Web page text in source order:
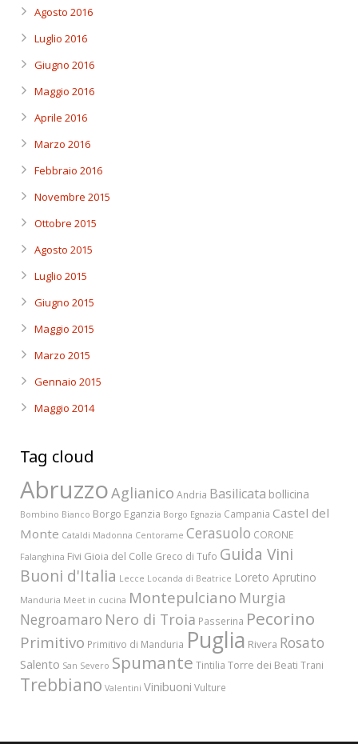
Agosto 2016
Luglio 2016
Giugno 2016
Maggio 2016
Aprile 2016
Marzo 2016
Febbraio 2016
Novembre 2015
Ottobre 2015
Agosto 2015
Luglio 2015
Giugno 2015
Maggio 2015
Marzo 2015
Gennaio 2015
Maggio 2014
Tag cloud
AbruzzoAglianico Andria Basilicata bollicina
Bombino Bianco Borgo Eganzia Borgo Egnazia Campania Castel del
Monte Cataldi Madonna Centorame Cerasuolo CORONE
Falanghina Fivi Gioia del Colle Greco di Tufo Guida Vini
Buoni d'Italia Lecce Locanda di Beatrice Loreto Aprutino
Manduria Meet in cucina Montepulciano Murgia
Negroamaro Nero di Troia Passerina Pecorino
Primitivo Primitivo di Manduria Puglia Rivera Rosato
Salento San Severo Spumante Tintilia Torre dei Beati Trani
Trebbiano Valentini Vinibuoni Vulture